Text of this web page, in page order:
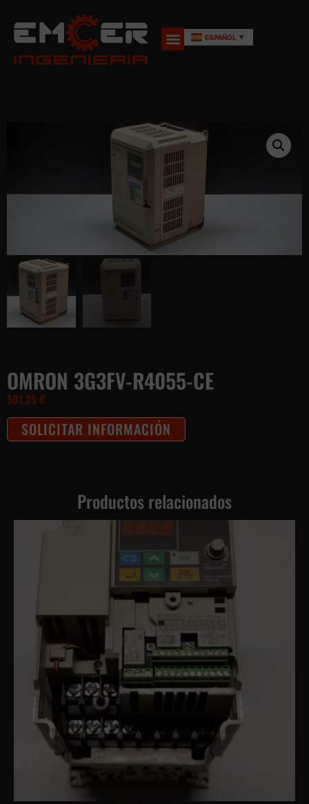
ESPAÑOL ▼
OMRON 3G3FV-R4055-CE
501,25€
SOLICITAR INFORMACIÓN
Productos relacionados